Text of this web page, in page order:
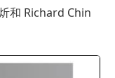
和 Richard Chin